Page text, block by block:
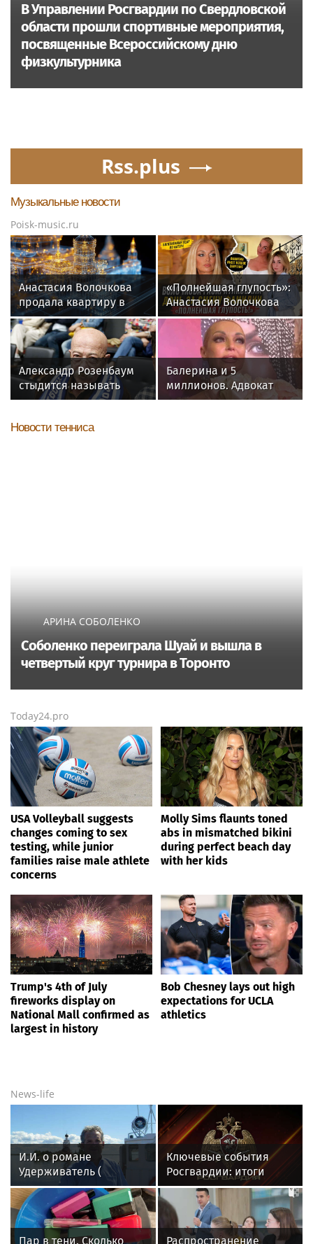
В Управлении Росгвардии по Свердловской
области прошли спортивные мероприятия,
посвященные Всероссийскому дню
физкультурника
Rss.plus
Музыкальные новости
Poisk-music.ru
Анастасия Волочкова
продала квартиру в
Питере из-за суда с УК
«Полнейшая глупость»:
Анастасия Волочкова
осудила дочь за отказ
от знаменитой
фамилии
Александр Розенбаум
стыдится называть
себя звездой
Балерина и 5
миллионов. Адвокат
Бенхин раскрыл, кто
Новости тенниса
АРИНА СОБОЛЕНКО
Соболенко переиграла Шуай и вышла в
четвертый круг турнира в Торонто
Today24.pro
USA Volleyball suggests
changes coming to sex
testing, while junior
families raise male athlete
concerns
Molly Sims flaunts toned
abs in mismatched bikini
during perfect beach day
with her kids
Trump's 4th of July
fireworks display on
National Mall confirmed as
largest in history
Bob Chesney lays out high
expectations for UCLA
athletics
News-life
И.И. о романе
Удерживатель (
Удерживающий сейчас
) русского вологодского
писателя и поэта
Андрея Малышева (
Ключевые события
Росгвардии: итоги
недели с 27 июля по 2
августа (видео)
Пар в тени. Сколько Распространение